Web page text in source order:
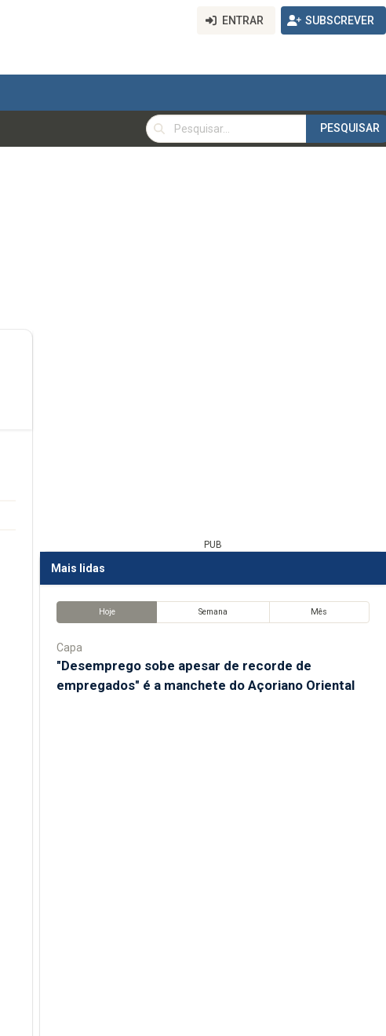
ENTRAR SUBSCREVER
PESQUISAR
PESQUISAR
PUB
Mais lidas
Hoje Semana Mês
Capa
"Desemprego sobe apesar de recorde de
empregados" é a manchete do Açoriano Oriental